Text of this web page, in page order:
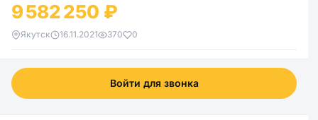
9 582 250 ₽
Якутск 16.11.2021 370 0
Войти для звонка